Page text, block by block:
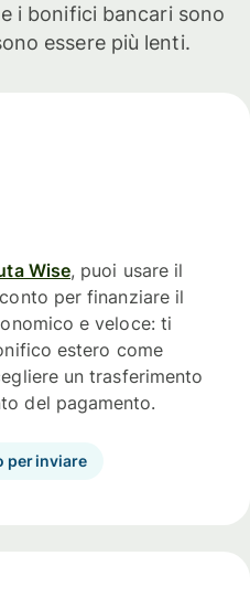
i bonifici bancari sono
essere più lenti.
Wise, puoi usare il
per finanziare il
e veloce: ti
estero come
un trasferimento
del pagamento.
per inviare